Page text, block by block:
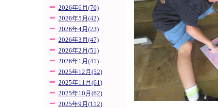
2026年6月(70)
2026年5月(42)
2026年4月(23)
2026年3月(47)
2026年2月(51)
2026年1月(41)
2025年12月(52)
2025年11月(61)
2025年10月(62)
2025年9月(112)